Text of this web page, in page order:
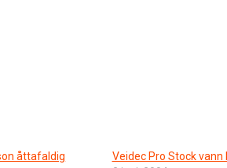
åttafaldig
Veidec Pro Stock vann